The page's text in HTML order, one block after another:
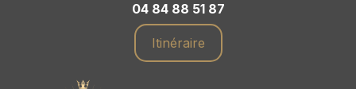
04 84 88 51 87
Itinéraire